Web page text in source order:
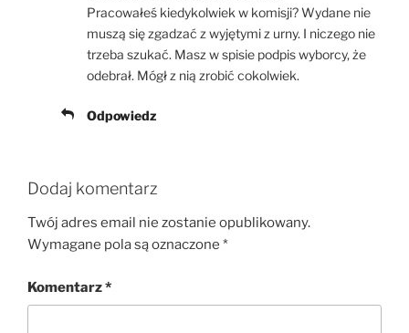
Pracowałeś kiedykolwiek w komisji? Wydane nie
muszą się zgadzać z wyjętymi z urny. I niczego nie
trzeba szukać. Masz w spisie podpis wyborcy, że
odebrał. Mógł z nią zrobić cokolwiek.
Odpowiedz
Dodaj komentarz
Twój adres email nie zostanie opublikowany.
Wymagane pola są oznaczone *
Komentarz*